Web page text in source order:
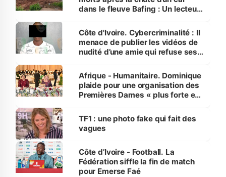
dans le fleuve Bafing : Un lecteur
des Transports
Côte d'Ivoire. Cybercriminalité : Il
menace de publier les vidéos de
nudité d’une amie qui refuse ses
Afrique - Humanitaire. Dominique
plaide pour une organisation des
Premières Dames « plus forte et
sur la scène internationale »
TF1 : une photo fake qui fait des
vagues
Côte d’Ivoire - Football. La
Fédération siffle la fin de match
pour Emerse Faé